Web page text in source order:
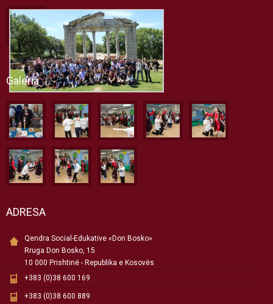
Galeria
ADRESA
Qendra Social-Edukative «Don Bosko»
Rruga Don Bosko, 15
10 000 Prishtinë - Republika e Kosovës
+383 (0)38 600 169
+383 (0)38 600 889